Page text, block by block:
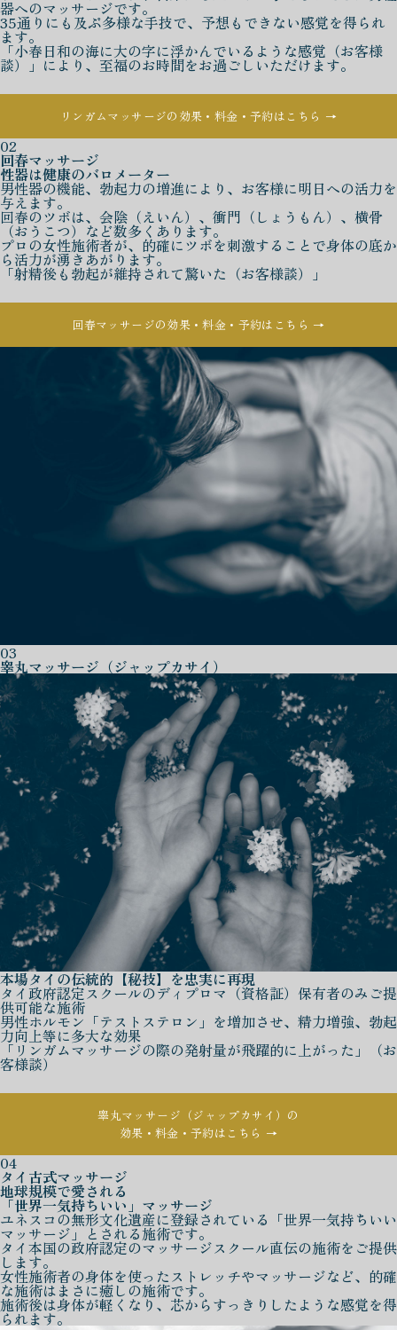
器へのマッサージです。
35通りにも及ぶ多様な手技で、予想もできない感覚を得られ
ます。
「小春日和の海に大の字に浮かんでいるような感覚（お客様
談）」により、至福のお時間をお過ごしいただけます。
リンガムマッサージの効果・料金・予約はこちら →
02
回春マッサージ
性器は健康のバロメーター
男性器の機能、勃起力の増進により、お客様に明日への活力を
与えます。
回春のツボは、会陰（えいん）、衝門（しょうもん）、横骨
（おうこつ）など数多くあります。
プロの女性施術者が、的確にツボを刺激することで身体の底か
ら活力が湧きあがります。
「射精後も勃起が維持されて驚いた（お客様談）」
回春マッサージの効果・料金・予約はこちら →
03
睾丸マッサージ（ジャップカサイ）
本場タイの伝統的【秘技】を忠実に再現
タイ政府認定スクールのディプロマ（資格証）保有者のみご提
供可能な施術
男性ホルモン「テストステロン」を増加させ、精力増強、勃起
力向上等に多大な効果
「リンガムマッサージの際の発射量が飛躍的に上がった」（お
客様談）
睾丸マッサージ（ジャップカサイ）の
効果・料金・予約はこちら →
04
タイ古式マッサージ
地球規模で愛される
「世界一気持ちいい」マッサージ
ユネスコの無形文化遺産に登録されている「世界一気持ちいい
マッサージ」とされる施術です。
タイ本国の政府認定のマッサージスクール直伝の施術をご提供
します。
女性施術者の身体を使ったストレッチやマッサージなど、的確
な施術はまさに癒しの施術です。
施術後は身体が軽くなり、芯からすっきりしたような感覚を得
られます。